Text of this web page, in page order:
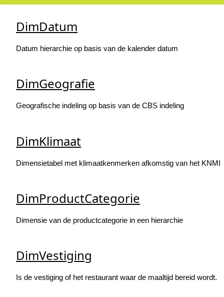
DimDatum
Datum hierarchie op basis van de kalender datum
DimGeografie
Geografische indeling op basis van de CBS indeling
DimKlimaat
Dimensietabel met klimaatkenmerken afkomstig van het KNMI
DimProductCategorie
Dimensie van de productcategorie in een hierarchie
DimVestiging
Is de vestiging of het restaurant waar de maaltijd bereid wordt.